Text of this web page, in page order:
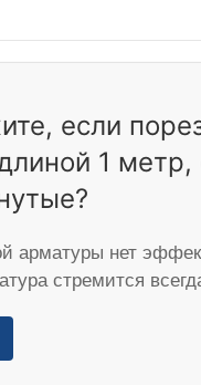
если
1
арматуры нет
стремится